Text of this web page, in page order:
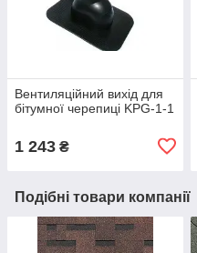
Вентиляційний вихід для
бітумної черепиці KPG-1-1
1 243 ₴
Подібні товари компанії